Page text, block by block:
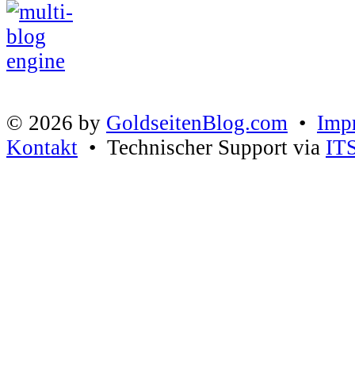
© 2026 by GoldseitenBlog.com •
Kontakt • Technischer Support via